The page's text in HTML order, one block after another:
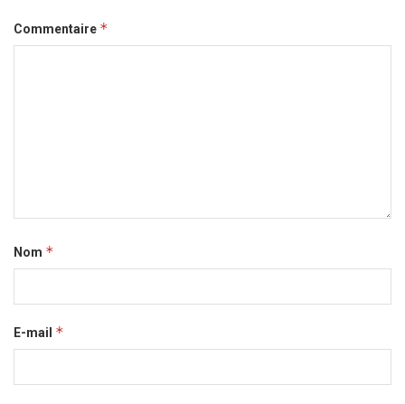
Commentaire *
Nom *
E-mail *